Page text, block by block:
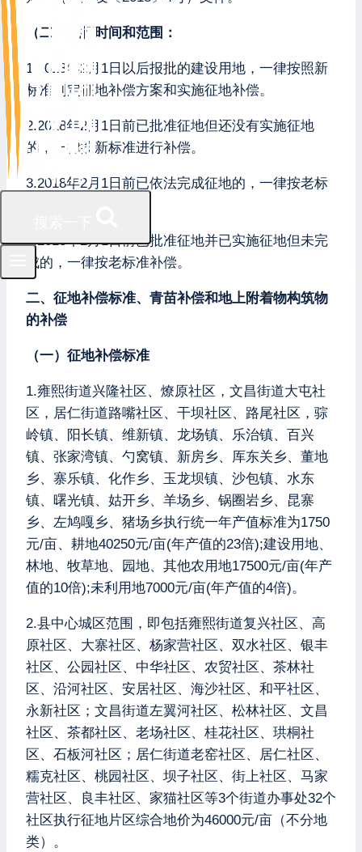
（二）执行时间和范围：
1.2018年2月1日以后报批的建设用地，一律按照新
标准制定征地补偿方案和实施征地补偿。
2.2018年2月1日前已批准征地但还没有实施征地
的，一律按新标准进行补偿。
3.2018年2月1日前已依法完成征地的，一律按老标
4.2018年2月1日前已批准征地并已实施征地但未完
成的，一律按老标准补偿。
二、征地补偿标准、青苗补偿和地上附着物构筑物
的补偿
（一）征地补偿标准
1.雍熙街道兴隆社区、燎原社区，文昌街道大屯社
区，居仁街道路嘴社区、干坝社区、路尾社区，骔
岭镇、阳长镇、维新镇、龙场镇、乐治镇、百兴
镇、张家湾镇、勺窝镇、新房乡、厍东关乡、董地
乡、寨乐镇、化作乡、玉龙坝镇、沙包镇、水东
镇、曙光镇、姑开乡、羊场乡、锅圈岩乡、昆寨
乡、左鸠嘎乡、猪场乡执行统一年产值标准为1750
元/亩、耕地40250元/亩(年产值的23倍);建设用地、
林地、牧草地、园地、其他农用地17500元/亩(年产
值的10倍);未利用地7000元/亩(年产值的4倍)。
2.县中心城区范围，即包括雍熙街道复兴社区、高
原社区、大寨社区、杨家营社区、双水社区、银丰
社区、公园社区、中华社区、农贸社区、茶林社
区、沿河社区、安居社区、海沙社区、和平社区、
永新社区；文昌街道左翼河社区、松林社区、文昌
社区、茶都社区、老场社区、桂花社区、珙桐社
区、石板河社区；居仁街道老窑社区、居仁社区、
糯克社区、桃园社区、坝子社区、街上社区、马家
营社区、良丰社区、家猫社区等3个街道办事处32个
社区执行征地片区综合地价为46000元/亩（不分地
类）。